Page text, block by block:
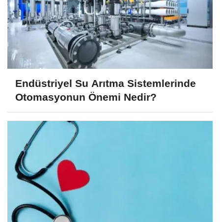
Endüstriyel Su Arıtma Sistemlerinde
Otomasyonun Önemi Nedir?